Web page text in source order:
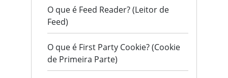
O que é Feed Reader? (Leitor de
Feed)
O que é First Party Cookie? (Cookie
de Primeira Parte)